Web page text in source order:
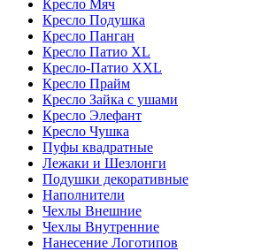
Кресло Мяч
Кресло Подушка
Кресло Панган
Кресло Патио XL
Кресло-Патио XXL
Кресло Прайм
Кресло Зайка с ушами
Кресло Элефант
Кресло Чушка
Пуфы квадратные
Лежаки и Шезлонги
Подушки декоративные
Наполнители
Чехлы Внешние
Чехлы Внутренние
Нанесение Логотипов